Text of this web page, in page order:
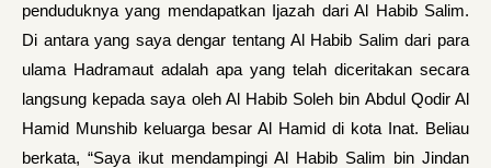
penduduknya yang mendapatkan Ijazah dari Al Habib Salim.
Di antara yang saya dengar tentang Al Habib Salim dari para
ulama Hadramaut adalah apa yang telah diceritakan secara
langsung kepada saya oleh Al Habib Soleh bin Abdul Qodir Al
Hamid Munshib keluarga besar Al Hamid di kota Inat. Beliau
berkata, “Saya ikut mendampingi Al Habib Salim bin Jindan